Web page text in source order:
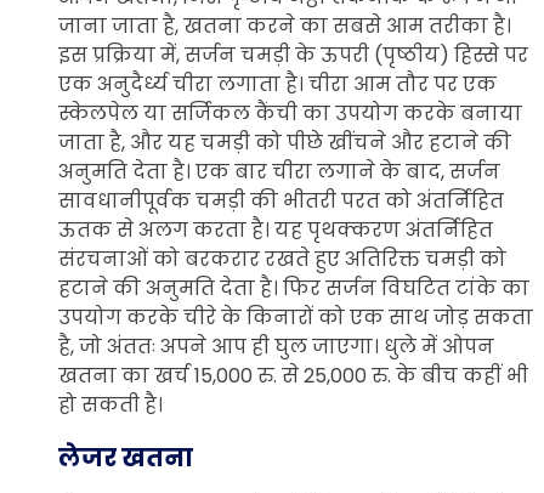
जाना जाता है, खतना करने का सबसे आम तरीका है।
इस प्रक्रिया में, सर्जन चमड़ी के ऊपरी (पृष्ठीय) हिस्से पर
एक अनुदैर्ध्य चीरा लगाता है। चीरा आम तौर पर एक
स्केलपेल या सर्जिकल कैंची का उपयोग करके बनाया
जाता है, और यह चमड़ी को पीछे खींचने और हटाने की
अनुमति देता है। एक बार चीरा लगाने के बाद, सर्जन
सावधानीपूर्वक चमड़ी की भीतरी परत को अंतर्निहित
ऊतक से अलग करता है। यह पृथक्करण अंतर्निहित
संरचनाओं को बरकरार रखते हुए अतिरिक्त चमड़ी को
हटाने की अनुमति देता है। फिर सर्जन विघटित टांके का
उपयोग करके चीरे के किनारों को एक साथ जोड़ सकता
है, जो अंततः अपने आप ही घुल जाएगा। धुले में ओपन
खतना का खर्च 15,000 रु. से 25,000 रु. के बीच कहीं भी
हो सकती है।
लेजर खतना